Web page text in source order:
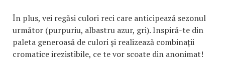
În plus, vei regăsi culori reci care anticipează sezonul
următor (purpuriu, albastru azur, gri). Inspiră-te din
paleta generoasă de culori și realizează combinații
cromatice irezistibile, ce te vor scoate din anonimat!